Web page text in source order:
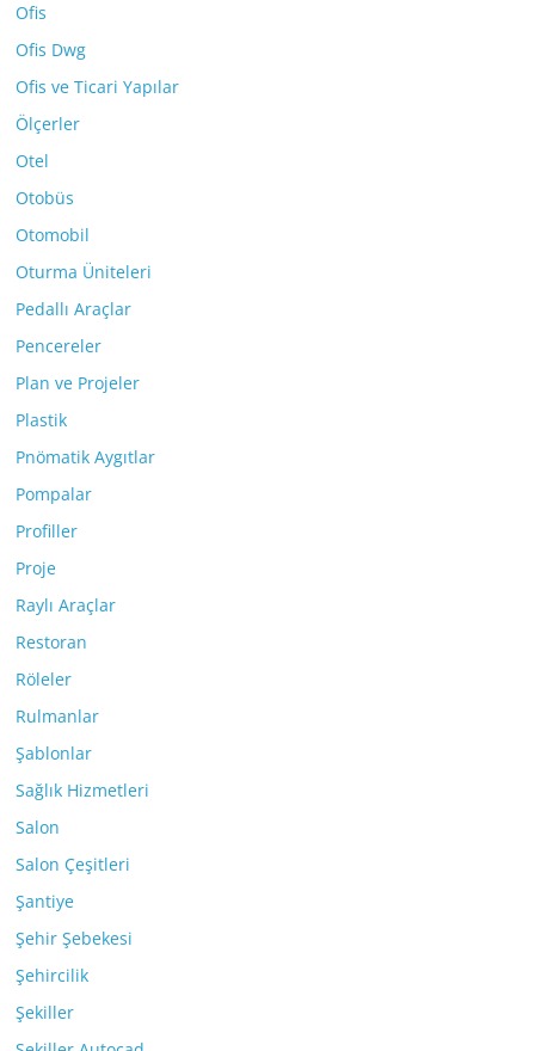
Ofis
Ofis Dwg
Ofis ve Ticari Yapılar
Ölçerler
Otel
Otobüs
Otomobil
Oturma Üniteleri
Pedallı Araçlar
Pencereler
Plan ve Projeler
Plastik
Pnömatik Aygıtlar
Pompalar
Profiller
Proje
Raylı Araçlar
Restoran
Röleler
Rulmanlar
Şablonlar
Sağlık Hizmetleri
Salon
Salon Çeşitleri
Şantiye
Şehir Şebekesi
Şehircilik
Şekiller